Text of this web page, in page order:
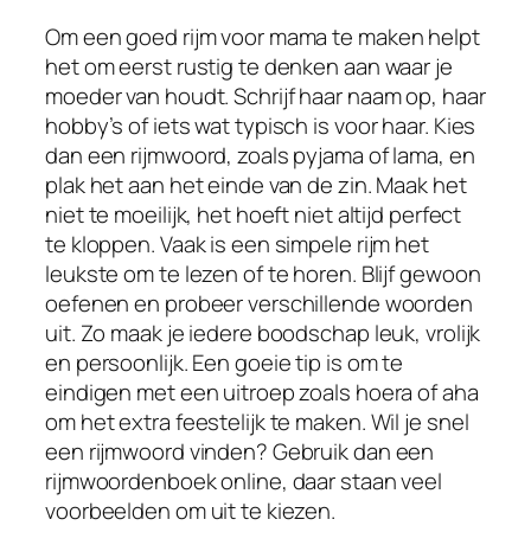
Om een goed rijm voor mama te maken helpt
het om eerst rustig te denken aan waar je
moeder van houdt. Schrijf haar naam op, haar
hobby’s of iets wat typisch is voor haar. Kies
dan een rijmwoord, zoals pyjama of lama, en
plak het aan het einde van de zin. Maak het
niet te moeilijk, het hoeft niet altijd perfect
te kloppen. Vaak is een simpele rijm het
leukste om te lezen of te horen. Blijf gewoon
oefenen en probeer verschillende woorden
uit. Zo maak je iedere boodschap leuk, vrolijk
en persoonlijk. Een goeie tip is om te
eindigen met een uitroep zoals hoera of aha
om het extra feestelijk te maken. Wil je snel
een rijmwoord vinden? Gebruik dan een
rijmwoordenboek online, daar staan veel
voorbeelden om uit te kiezen.